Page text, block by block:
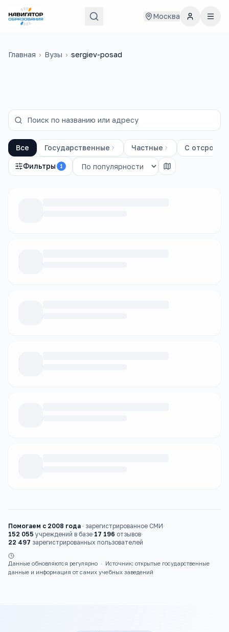
Москва
Главная › Вузы › sergiev-posad
Все Государственные Частные С
Фильтры 1
Помогаем с 2008 года · зарегистрированное СМИ·
152 055 учреждений в базе·17 196 отзывов·
22 497 зарегистрированных пользователей
Данные обновляются регулярно ·
Источник: открытые государственные
данные и информация от самих учебных заведений